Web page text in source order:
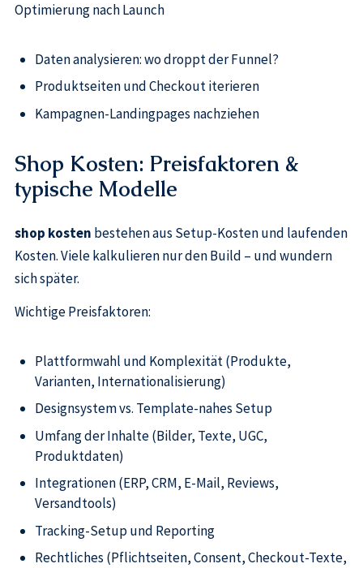
Optimierung nach Launch
Daten analysieren: wo droppt der Funnel?
Produktseiten und Checkout iterieren
Kampagnen-Landingpages nachziehen
Shop Kosten: Preisfaktoren &
typische Modelle
shop kosten bestehen aus Setup-Kosten und laufenden
Kosten. Viele kalkulieren nur den Build – und wundern
sich später.
Wichtige Preisfaktoren:
Plattformwahl und Komplexität (Produkte,
Varianten, Internationalisierung)
Designsystem vs. Template-nahes Setup
Umfang der Inhalte (Bilder, Texte, UGC,
Produktdaten)
Integrationen (ERP, CRM, E-Mail, Reviews,
Versandtools)
Tracking-Setup und Reporting
Rechtliches (Pflichtseiten, Consent, Checkout-Texte,